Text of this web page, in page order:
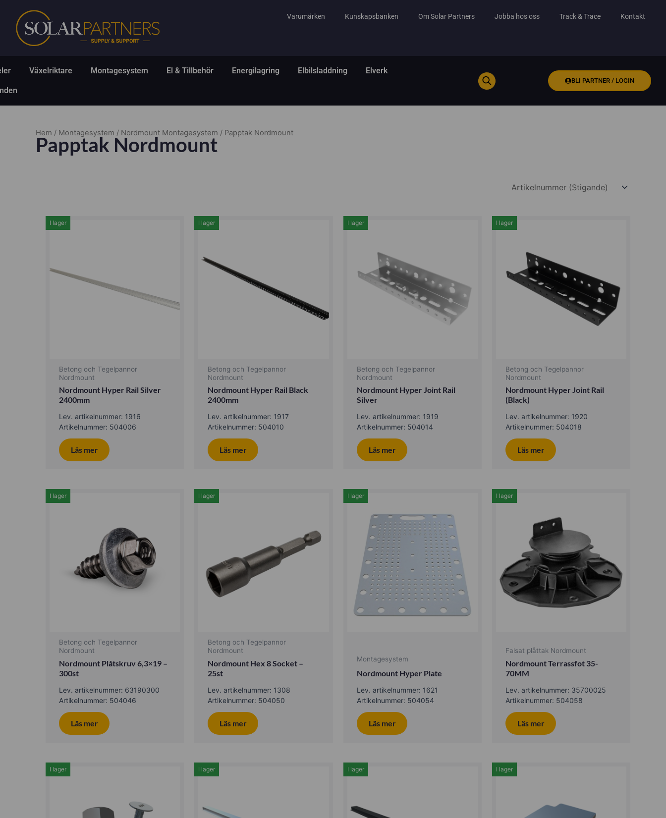
innehåll
Varumärken Kunskapsbanken Om Solar Partners Jobba hos oss Track & Trace Kontakt
Öppna Solpaneler
Växelriktare Öppna Växelriktare
Montagesystem Öppna Montagesystem
El & Tillbehör Öppna El & Tillbehör
Energilagring Öppna Energilagring
Elbilsladdning Öppna Elbilsladdning
Elverk
BLI PARTNER / LOGIN
Hem / Montagesystem / Nordmount Montagesystem / Papptak Nordmount
Papptak Nordmount
Betong och Tegelpannor
Nordmount
Nordmount Hyper Rail Silver
2400mm
Lev. artikelnummer: 1916
Artikelnummer: 504006
I lager
Läs mer
Betong och Tegelpannor
Nordmount
Nordmount Hyper Rail Black
2400mm
Lev. artikelnummer: 1917
Artikelnummer: 504010
I lager
Läs mer
Betong och Tegelpannor
Nordmount
Nordmount Hyper Joint Rail
Silver
Lev. artikelnummer: 1919
Artikelnummer: 504014
I lager
Läs mer
Betong och Tegelpannor
Nordmount
Nordmount Hyper Joint Rail
(Black)
Lev. artikelnummer: 1920
Artikelnummer: 504018
I lager
Läs mer
Betong och Tegelpannor
Nordmount
Nordmount Plåtskruv 6,3×19 –
300st
Lev. artikelnummer: 63190300
Artikelnummer: 504046
I lager
Läs mer
Betong och Tegelpannor
Nordmount
Nordmount Hex 8 Socket –
25st
Lev. artikelnummer: 1308
Artikelnummer: 504050
I lager
Läs mer
Montagesystem
Nordmount Hyper Plate
Lev. artikelnummer: 1621
Artikelnummer: 504054
I lager
Läs mer
Falsat plåttak Nordmount
Nordmount Terrassfot 35-
70MM
Lev. artikelnummer: 35700025
Artikelnummer: 504058
I lager
Läs mer
I lager I lager I lager I lager